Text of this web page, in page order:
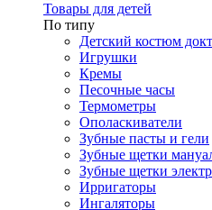
Товары для детей
По типу
Детский костюм
Игрушки
Кремы
Песочные часы
Термометры
Ополаскиватели
Зубные пасты и гели
Зубные щетки
Зубные щетки
Ирригаторы
Ингаляторы